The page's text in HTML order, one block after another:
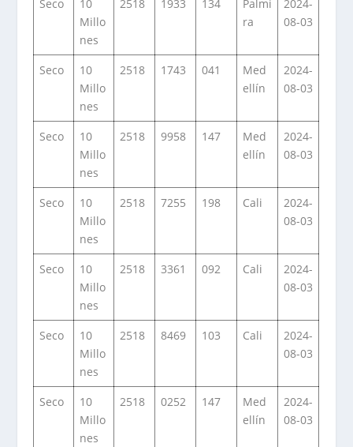
Seco
10
Millo
nes
2518 1933 134
Palmi
ra
2024-
08-03
Seco
10
Millo
nes
2518 1743 041
Med
ellín
2024-
08-03
Seco
10
Millo
nes
2518 9958 147
Med
ellín
2024-
08-03
Seco
10
Millo
nes
2518 7255 198 Cali
2024-
08-03
Seco
10
Millo
nes
2518 3361 092 Cali
2024-
08-03
Seco
10
Millo
nes
2518 8469 103 Cali
2024-
08-03
Seco
10
Millo
nes
2518 0252 147
Med
ellín
2024-
08-03